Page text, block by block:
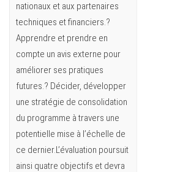
nationaux et aux partenaires
techniques et financiers.?
Apprendre et prendre en
compte un avis externe pour
améliorer ses pratiques
futures.? Décider, développer
une stratégie de consolidation
du programme à travers une
potentielle mise à l’échelle de
ce dernier.L’évaluation poursuit
ainsi quatre objectifs et devra